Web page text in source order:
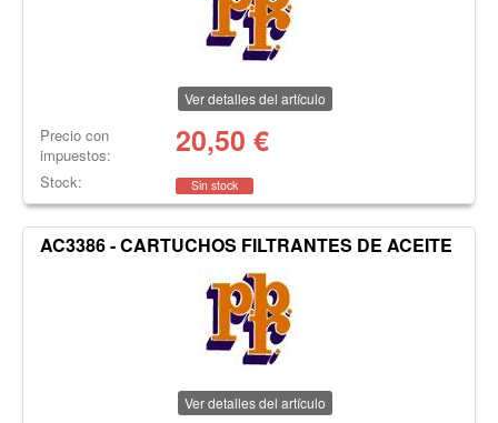
Ver detalles del artículo
Precio con
impuestos:
20,50 €
Stock: Sin stock
AC3386 - CARTUCHOS FILTRANTES DE ACEITE
Ver detalles del artículo